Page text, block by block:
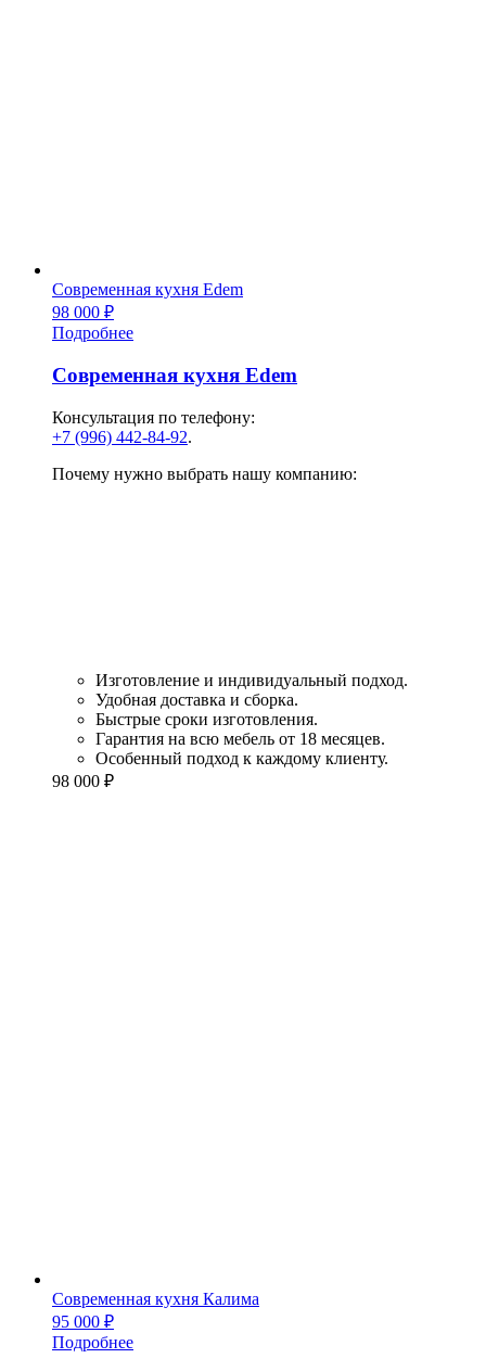
Современная кухня Edem
98 000 ₽
Подробнее
Современная кухня Edem
Консультация по телефону:
+7 (996) 442-84-92.
Почему нужно выбрать нашу компанию:
Изготовление и индивидуальный подход.
Удобная доставка и сборка.
Быстрые сроки изготовления.
Гарантия на всю мебель от 18 месяцев.
Особенный подход к каждому клиенту.
98 000 ₽
Современная кухня Калима
95 000 ₽
Подробнее